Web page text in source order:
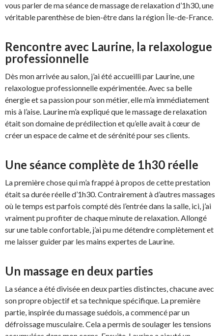
vous parler de ma séance de massage de relaxation d’1h30, une
véritable parenthèse de bien-être dans la région Île-de-France.
Rencontre avec Laurine, la relaxologue
professionnelle
Dès mon arrivée au salon, j’ai été accueilli par Laurine, une
relaxologue professionnelle expérimentée. Avec sa belle
énergie et sa passion pour son métier, elle m’a immédiatement
mis à l’aise. Laurine m’a expliqué que le massage de relaxation
était son domaine de prédilection et qu’elle avait à cœur de
créer un espace de calme et de sérénité pour ses clients.
Une séance complète de 1h30 réelle
La première chose qui m’a frappé à propos de cette prestation
était sa durée réelle d’1h30. Contrairement à d’autres massages
où le temps est parfois compté dès l’entrée dans la salle, ici, j’ai
vraiment pu profiter de chaque minute de relaxation. Allongé
sur une table confortable, j’ai pu me détendre complètement et
me laisser guider par les mains expertes de Laurine.
Un massage en deux parties
La séance a été divisée en deux parties distinctes, chacune avec
son propre objectif et sa technique spécifique. La première
partie, inspirée du massage suédois, a commencé par un
défroissage musculaire. Cela a permis de soulager les tensions